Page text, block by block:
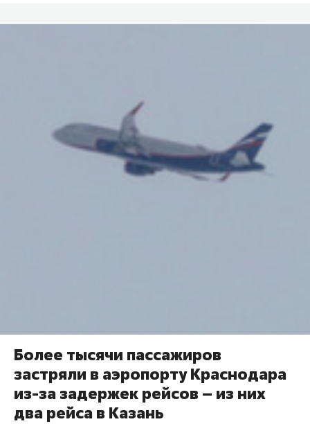
Более тысячи пассажиров
застряли в аэропорту Краснодара
из-за задержек рейсов – из них
два рейса в Казань